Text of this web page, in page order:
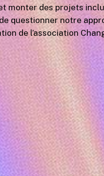
monter des projets
questionner notre
de l’association